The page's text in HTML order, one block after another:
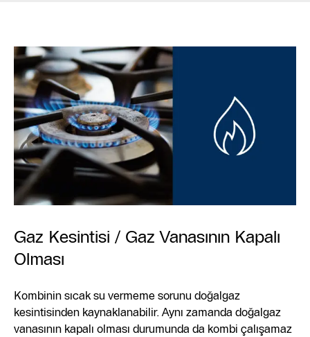
Gaz Kesintisi / Gaz Vanasının Kapalı
Olması
Kombinin sıcak su vermeme sorunu doğalgaz
kesintisinden kaynaklanabilir. Aynı zamanda doğalgaz
vanasının kapalı olması durumunda da kombi çalışamaz